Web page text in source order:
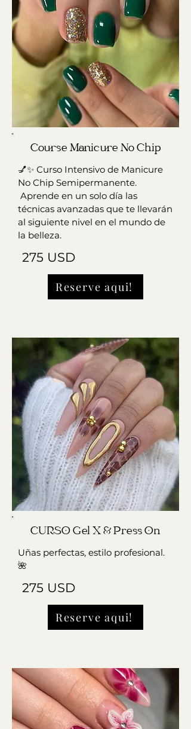
Course Manicure No Chip
💅✨ Curso Intensivo de Manicure
No Chip Semipermanente.
Aprende en un solo día las
técnicas avanzadas que te llevarán
al siguiente nivel en el mundo de
la belleza.
275 USD
Reserve aqui!
CURSO Gel X & Press On
Uñas perfectas, estilo profesional.
🌺
275 USD
Reserve aqui!